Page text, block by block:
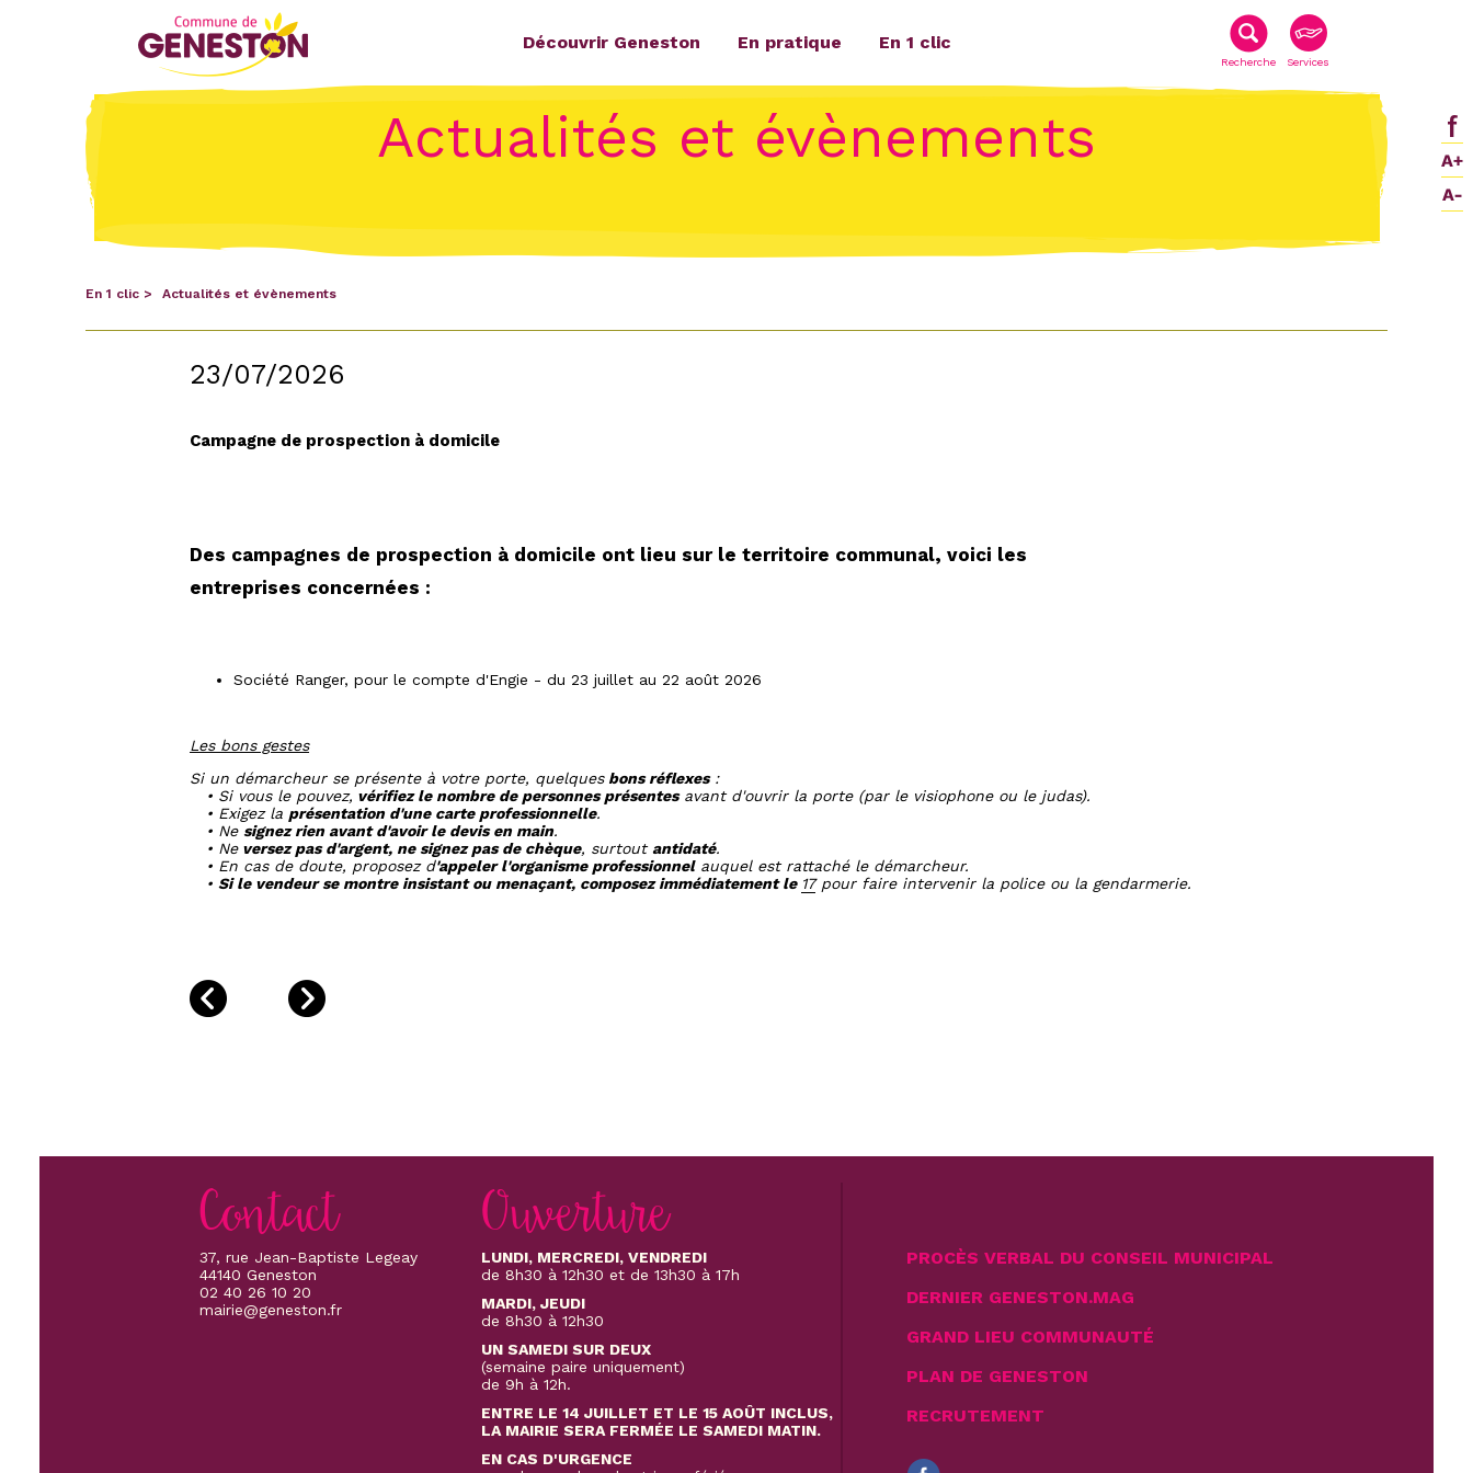
Recherche Services
Découvrir Geneston En pratique En 1 clic
Actualités et évènements
En 1 clic Actualités et évènements
23/07/2026
Campagne de prospection à domicile
Des campagnes de prospection à domicile ont lieu sur le territoire communal, voici les
entreprises concernées :
Société Ranger, pour le compte d'Engie - du 23 juillet au 22 août 2026
Les bons gestes
Si un démarcheur se présente à votre porte, quelquesbons réflexes:
• Si vous le pouvez, vérifiez le nombre de personnes présentesavant d'ouvrir la porte (par le visiophone ou le judas).
• Exigez la présentation d'une carte professionnelle.
• Nesignez rien avant d'avoir le devis en main.
• Neversez pas d'argent, ne signez pas de chèque, surtoutantidaté.
• En cas de doute, proposez d'appeler l'organisme professionnelauquel est rattaché le démarcheur.
•Si le vendeur se montre insistant ou menaçant, composez immédiatement le 17pour faire intervenir la police ou la gendarmerie.
Contact
37, rue Jean-Baptiste Legeay
44140 Geneston
02 40 26 10 20
mairie@geneston.fr
Ouverture
LUNDI, MERCREDI, VENDREDI
de 8h30 à 12h30 et de 13h30 à 17h
MARDI, JEUDI
de 8h30 à 12h30
UN SAMEDI SUR DEUX
(semaine paire uniquement)
de 9h à 12h.
ENTRE LE 14 JUILLET ET LE 15 AOÛT INCLUS,
LA MAIRIE SERA FERMÉE LE SAMEDI MATIN.
EN CAS D'URGENCE
PROCÈS VERBAL DU CONSEIL MUNICIPAL
DERNIER GENESTON.MAG
GRAND LIEU COMMUNAUTÉ
PLAN DE GENESTON
RECRUTEMENT